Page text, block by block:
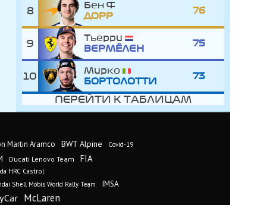
8
Бен
ДОРР
76
9
Тьерри
ВЕРМЁЛЕН
75
10
Мирко
БОРТОЛОТТИ
73
ПЕРЕЙТИ К ТАБЛИЦАМ
Martin Aramco BWT Alpine Covid-19
Ducati Lenovo Team FIA
HRC Castrol
Shell Mobis World Rally Team IMSA
McLaren